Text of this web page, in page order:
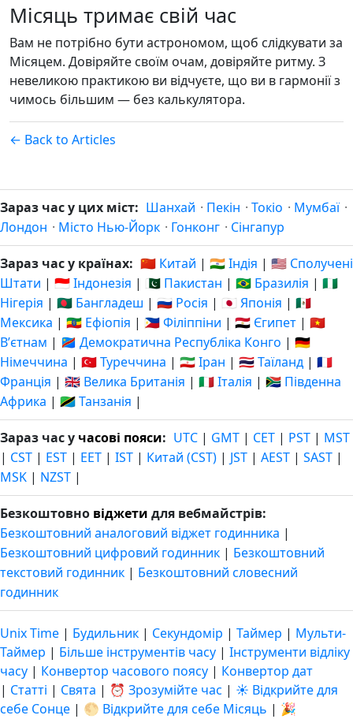
Місяць тримає свій час
Вам не потрібно бути астрономом, щоб слідкувати за
Місяцем. Довіряйте своїм очам, довіряйте ритму. З
невеликою практикою ви відчуєте, що ви в гармонії з
чимось більшим — без калькулятора.
← Back to Articles
Зараз час у цих міст: Шанхай · Пекін · Токіо · Мумбаї ·
Лондон · Місто Нью-Йорк · Гонконг · Сінгапур
Зараз час у країнах: 🇨🇳 Китай | 🇮🇳 Індія | 🇺🇸 Сполучені
Штати | 🇮🇩 Індонезія | 🇵🇰 Пакистан | 🇧🇷 Бразилія | 🇳🇬
Нігерія | 🇧🇩 Бангладеш | 🇷🇺 Росія | 🇯🇵 Японія | 🇲🇽
Мексика | 🇪🇹 Ефіопія | 🇵🇭 Філіппіни | 🇪🇬 Єгипет | 🇻🇳
Вʼєтнам | 🇨🇩 Демократична Республіка Конго | 🇩🇪
Німеччина | 🇹🇷 Туреччина | 🇮🇷 Іран | 🇹🇭 Таїланд | 🇫🇷
Франція | 🇬🇧 Велика Британія | 🇮🇹 Італія | 🇿🇦 Південна
Африка | 🇹🇿 Танзанія |
Зараз час у часові пояси: UTC | GMT | CET | PST | MST
| CST | EST | EET | IST | Китай (CST) | JST | AEST | SAST |
MSK | NZST |
Безкоштовно віджети для вебмайстрів:
Безкоштовний аналоговий віджет годинника |
Безкоштовний цифровий годинник | Безкоштовний
текстовий годинник | Безкоштовний словесний
годинник
Unix Time | Будильник | Секундомір | Таймер | Мульти-
Таймер | Більше інструментів часу | Інструменти відліку
часу | Конвертор часового поясу | Конвертор дат
| Статті | Свята | ⏰ Зрозумійте час | ☀️ Відкрийте для
себе Сонце | 🌕 Відкрийте для себе Місяць | 🎉